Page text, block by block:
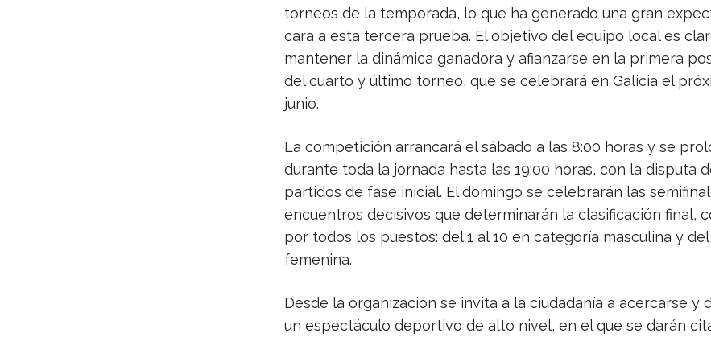
torneos de la temporada, lo que ha generado una gran
cara a esta tercera prueba. El objetivo del equipo local es
mantener la dinámica ganadora y afianzarse en la primera
del cuarto y último torneo, que se celebrará en Galicia el
junio.
La competición arrancará el sábado a las 8:00 horas y se
durante toda la jornada hasta las 19:00 horas, con la disputa
partidos de fase inicial. El domingo se celebrarán las
encuentros decisivos que determinarán la clasificación final,
por todos los puestos: del 1 al 10 en categoría masculina y del
femenina.
Desde la organización se invita a la ciudadanía a acercarse y
un espectáculo deportivo de alto nivel, en el que se darán